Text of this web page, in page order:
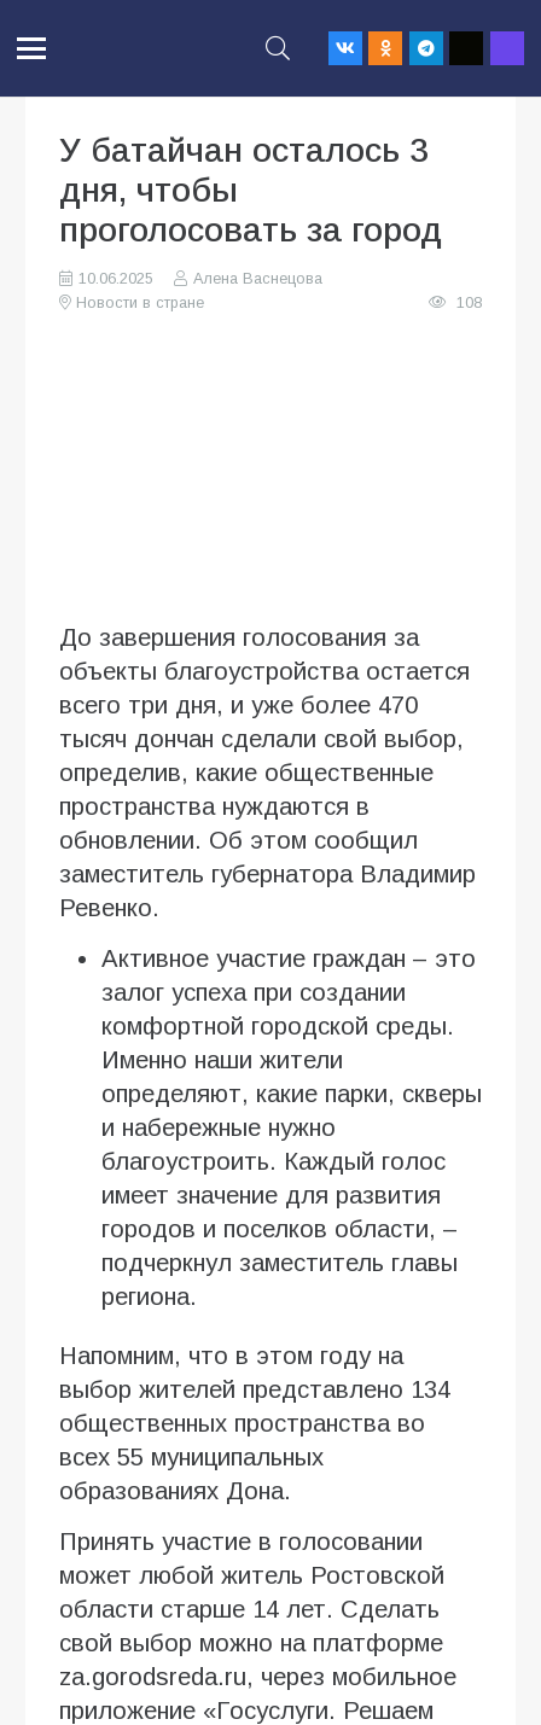
У батайчан осталось 3
дня, чтобы
проголосовать за город
10.06.2025
Алена Васнецова
Новости в стране
108
До завершения голосования за
объекты благоустройства остается
всего три дня, и уже более 470
тысяч дончан сделали свой выбор,
определив, какие общественные
пространства нуждаются в
обновлении. Об этом сообщил
заместитель губернатора Владимир
Ревенко.
Активное участие граждан – это
залог успеха при создании
комфортной городской среды.
Именно наши жители
определяют, какие парки, скверы
и набережные нужно
благоустроить. Каждый голос
имеет значение для развития
городов и поселков области, –
подчеркнул заместитель главы
региона.
Напомним, что в этом году на
выбор жителей представлено 134
общественных пространства во
всех 55 муниципальных
образованиях Дона.
Принять участие в голосовании
может любой житель Ростовской
области старше 14 лет. Сделать
свой выбор можно на платформе
za.gorodsreda.ru, через мобильное
приложение «Госуслуги. Решаем